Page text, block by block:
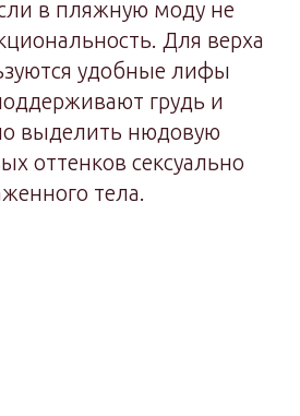
в пляжную моду не
Для верха
удобные лифы
грудь и
выделить нюдовую
оттенков сексуально
тела.